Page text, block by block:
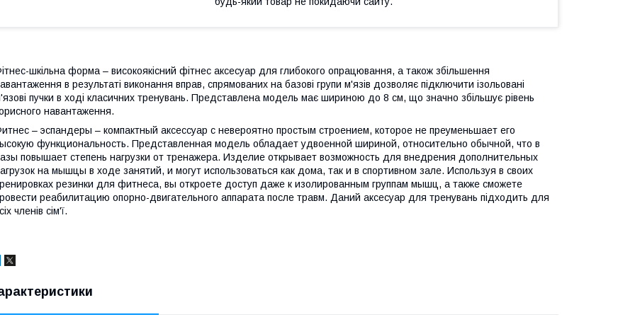
шкільна форма – високоякісний фітнес аксесуар для глибокого опрацювання, а також збільшення
в результаті виконання вправ, спрямованих на базові групи м'язів дозволяє підключити ізольовані
пучки в ході класичних тренувань. Представлена модель має шириною до 8 см, що значно збільшує рівень
навантаження.
– эспандеры – компактный аксессуар с невероятно простым строением, которое не преуменьшает его
функциональность. Представленная модель обладает удвоенной шириной, относительно обычной, что в
повышает степень нагрузки от тренажера. Изделие открывает возможность для внедрения дополнительных
на мышцы в ходе занятий, и могут использоваться как дома, так и в спортивном зале. Используя в своих
резинки для фитнеса, вы откроете доступ даже к изолированным группам мышц, а также сможете
реабилитацию опорно-двигательного аппарата после травм. Даний аксесуар для тренувань підходить для
членів сім'ї.